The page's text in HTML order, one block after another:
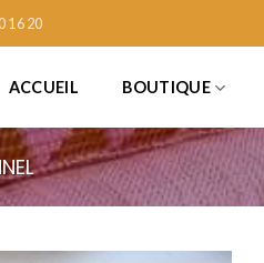
16 20
ACCUEIL BOUTIQUE